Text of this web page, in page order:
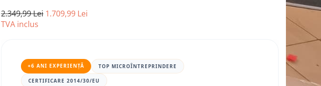
2.349,99 Lei 1.709,99 Lei
TVA inclus
+6 ANI EXPERIENȚĂ TOP MICROÎNTREPRINDERE
CERTIFICARE 2014/30/EU